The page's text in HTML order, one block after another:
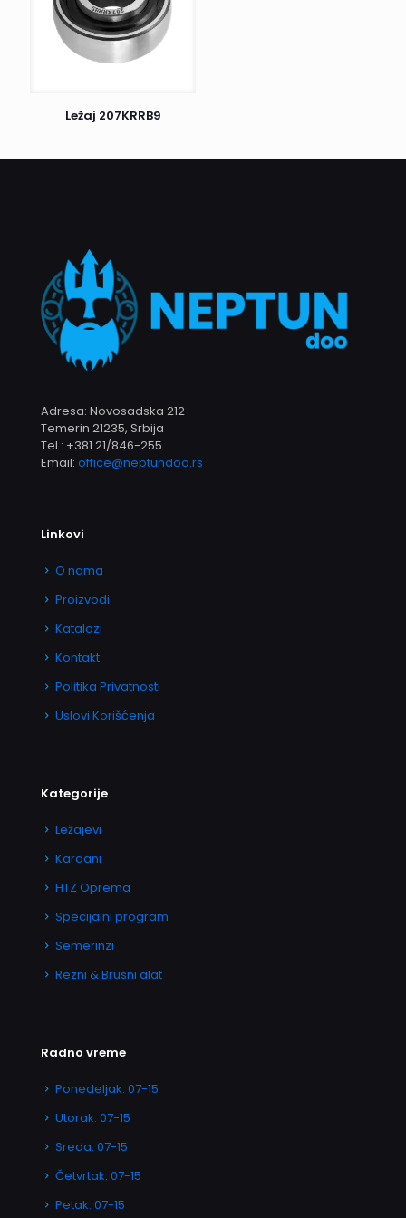
prijem i odmah nas obavestite. U suprotnom, ako je sve u
redu, potpišite prijem i uživajte u kupljenim proizvodima.
Postoji još jedan važan detalj: ako prvi pokušaj dostave ne
uspešan, pošiljka se vraća nama. Nakon toga, biće naš
Ležaj 207KRRB9
Adresa: Novosadska 212
Temerin 21235, Srbija
Tel.: +381 21/846-255
Email: office@neptundoo.rs
Linkovi
O nama
Proizvodi
Katalozi
Kontakt
Politika Privatnosti
Uslovi Korišćenja
Kategorije
Ležajevi
Kardani
HTZ Oprema
Specijalni program
Semerinzi
Rezni & Brusni alat
Radno vreme
Ponedeljak: 07-15
Utorak: 07-15
Sreda: 07-15
Četvrtak: 07-15
Petak: 07-15